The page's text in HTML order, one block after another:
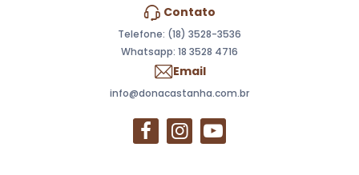
Contato
Telefone: (18) 3528-3536
Whatsapp: 18 3528 4716
Email
info@donacastanha.com.br